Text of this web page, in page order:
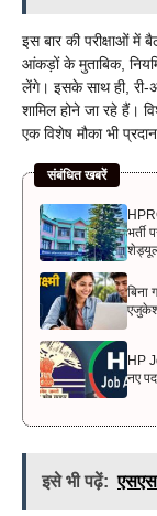
इस बार की परीक्षाओं में
आंकड़ों के मुताबिक,
लेंगे। इसके साथ ही, री-
शामिल होने जा रहे हैं।
एक विशेष मौका भी
संबंधित खबरें
भर्ती
बिना
HP
नए
इसे भी पढ़ें: